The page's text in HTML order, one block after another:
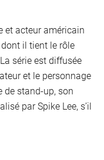
et acteur américain
il tient le rôle
série est diffusée
et le personnage
de stand-up, son
par Spike Lee, s’il